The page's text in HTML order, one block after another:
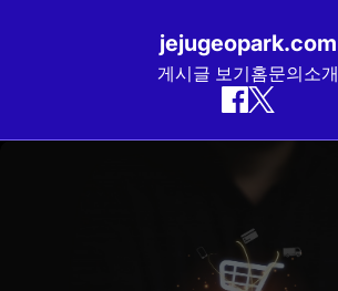
jejugeopark.com
게시글 보기홈문의소개